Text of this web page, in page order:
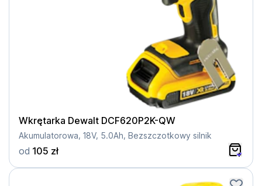
Wkrętarka Dewalt DCF620P2K-QW
Akumulatorowa, 18V, 5.0Ah, Bezszczotkowy silnik
od 105 zł